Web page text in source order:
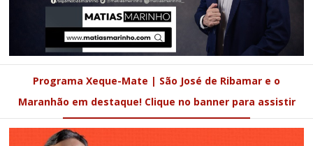
Programa Xeque-Mate | São José de Ribamar e o
Maranhão em destaque! Clique no banner para assistir